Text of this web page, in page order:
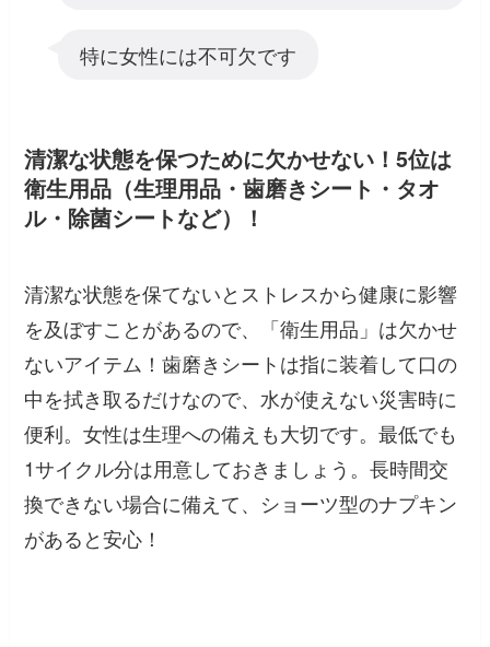
特に女性には不可欠です
清潔な状態を保つために欠かせない！5位は
衛生用品（生理用品・歯磨きシート・タオ
ル・除菌シートなど）！
清潔な状態を保てないとストレスから健康に影響
を及ぼすことがあるので、「衛生用品」は欠かせ
ないアイテム！歯磨きシートは指に装着して口の
中を拭き取るだけなので、水が使えない災害時に
便利。女性は生理への備えも大切です。最低でも
1サイクル分は用意しておきましょう。長時間交
換できない場合に備えて、ショーツ型のナプキン
があると安心！